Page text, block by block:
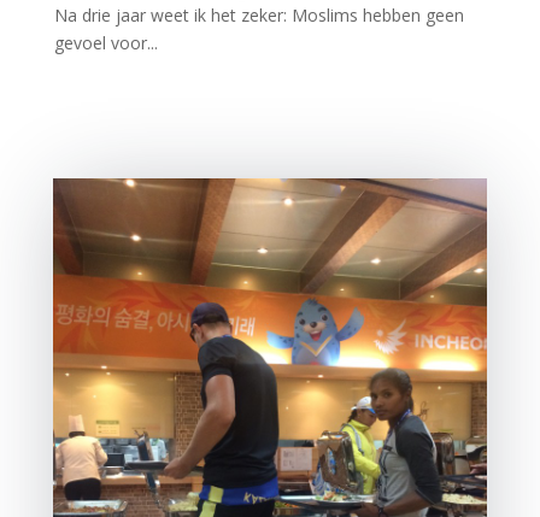
Na drie jaar weet ik het zeker: Moslims hebben geen
gevoel voor...